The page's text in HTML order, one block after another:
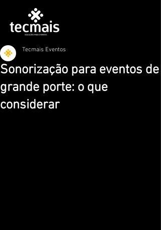
Sonorização para eventos de
grande porte: o que
considerar
Tecmais Eventos